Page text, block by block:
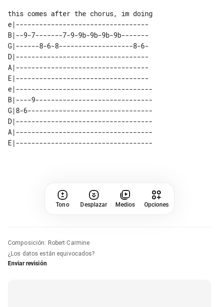
this comes after the chorus, im doing
e|----------------------------------
B|--9-7-------7-9-9b-9b-9b-9b-------
G|------8-6-8-------------------8-6-
D|----------------------------------
A|----------------------------------
E|----------------------------------
e|-----------------------------------
B|----9------------------------------
G|8-6--------------------------------
D|-----------------------------------
A|-----------------------------------
Tono Desplazar Medios Opciones
Composición: Robert Carmine
¿Los datos están equivocados?
Enviar revisión